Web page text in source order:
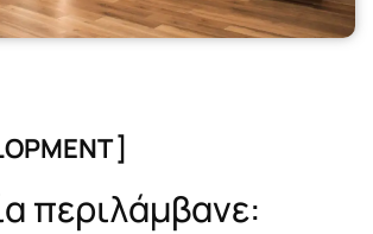
]
απεριλάμβανε: